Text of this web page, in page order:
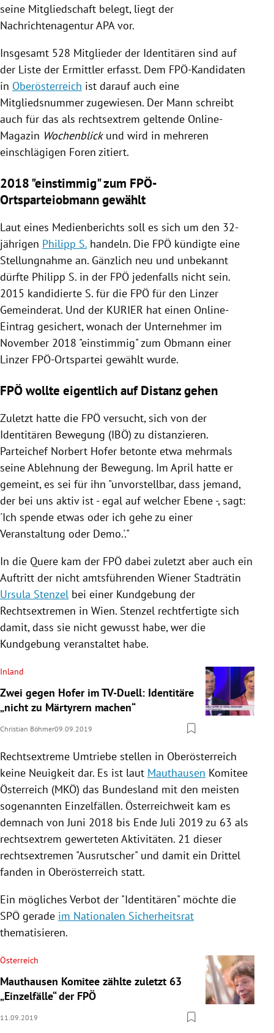
seine Mitgliedschaft belegt, liegt der
NachrichtenagenturAPAvor.
Insgesamt 528 Mitglieder der Identitären sind auf
der Liste der Ermittler erfasst. Dem FPÖ-Kandidaten
in Oberösterreich ist darauf auch eine
Mitgliedsnummer zugewiesen. Der Mann schreibt
auch für das als rechtsextrem geltende Online-
Magazin Wochenblickund wird in mehreren
einschlägigen Foren zitiert.
2018 "einstimmig" zum FPÖ-
Ortsparteiobmann gewählt
Laut eines Medienberichts soll es sich um den 32-
jährigen Philipp S. handeln. Die FPÖ kündigte eine
Stellungnahme an. Gänzlich neu und unbekannt
dürfte Philipp S. in der FPÖ jedenfalls nicht sein.
2015 kandidierte S. für die FPÖ für den Linzer
Gemeinderat. Und der KURIER hat einen Online-
Eintrag gesichert, wonach der Unternehmer im
November 2018 "einstimmig" zum Obmann einer
Linzer FPÖ-Ortspartei gewählt wurde.
FPÖ wollte eigentlich auf Distanz gehen
Zuletzt hatte die FPÖ versucht, sich von der
Identitären Bewegung (IBÖ) zu distanzieren.
Parteichef Norbert Hofer betonte etwa mehrmals
seine Ablehnung der Bewegung. Im April hatte er
gemeint, es sei für ihn "unvorstellbar, dass jemand,
der bei uns aktiv ist - egal auf welcher Ebene -, sagt:
'Ich spende etwas oder ich gehe zu einer
Veranstaltung oder Demo.'."
In die Quere kam der FPÖ dabei zuletzt aber auch ein
Auftritt der nicht amtsführenden Wiener Stadträtin
Ursula Stenzel bei einer Kundgebung der
Rechtsextremen in Wien. Stenzel rechtfertigte sich
damit, dass sie nicht gewusst habe, wer die
Kundgebung veranstaltet habe.
Inland
Zwei gegen Hofer im TV-Duell: Identitäre
„nicht zu Märtyrern machen“
Christian Böhmer09.09.2019
Rechtsextreme Umtriebe stellen in Oberösterreich
keine Neuigkeit dar. Es ist laut Mauthausen Komitee
Österreich (MKÖ) das Bundesland mit den meisten
sogenannten Einzelfällen. Österreichweit kam es
demnach von Juni 2018 bis Ende Juli 2019 zu 63 als
rechtsextrem gewerteten Aktivitäten. 21 dieser
rechtsextremen "Ausrutscher" und damit ein Drittel
fanden in Oberösterreich statt.
Ein mögliches Verbot der "Identitären" möchte die
SPÖ gerade im Nationalen Sicherheitsrat
thematisieren.
Österreich
Mauthausen Komitee zählte zuletzt 63
„Einzelfälle“ der FPÖ
11.09.2019